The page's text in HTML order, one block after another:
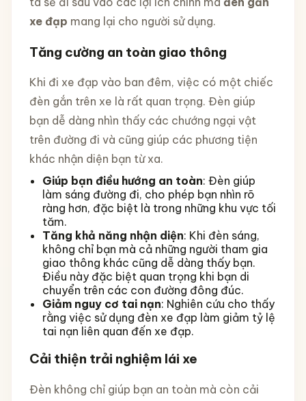
xe đạp mang lại cho người sử dụng.
Tăng cường an toàn giao thông
Khi đi xe đạp vào ban đêm, việc có một chiếc
đèn gắn trên xe là rất quan trọng. Đèn giúp
bạn dễ dàng nhìn thấy các chướng ngại vật
trên đường đi và cũng giúp các phương tiện
khác nhận diện bạn từ xa.
Giúp bạn điều hướng an toàn: Đèn giúp
làm sáng đường đi, cho phép bạn nhìn rõ
ràng hơn, đặc biệt là trong những khu vực tối
tăm.
Tăng khả năng nhận diện: Khi đèn sáng,
không chỉ bạn mà cả những người tham gia
giao thông khác cũng dễ dàng thấy bạn.
Điều này đặc biệt quan trọng khi bạn di
chuyển trên các con đường đông đúc.
Giảm nguy cơ tai nạn: Nghiên cứu cho thấy
rằng việc sử dụng đèn xe đạp làm giảm tỷ lệ
tai nạn liên quan đến xe đạp.
Cải thiện trải nghiệm lái xe
Đèn không chỉ giúp bạn an toàn mà còn cải